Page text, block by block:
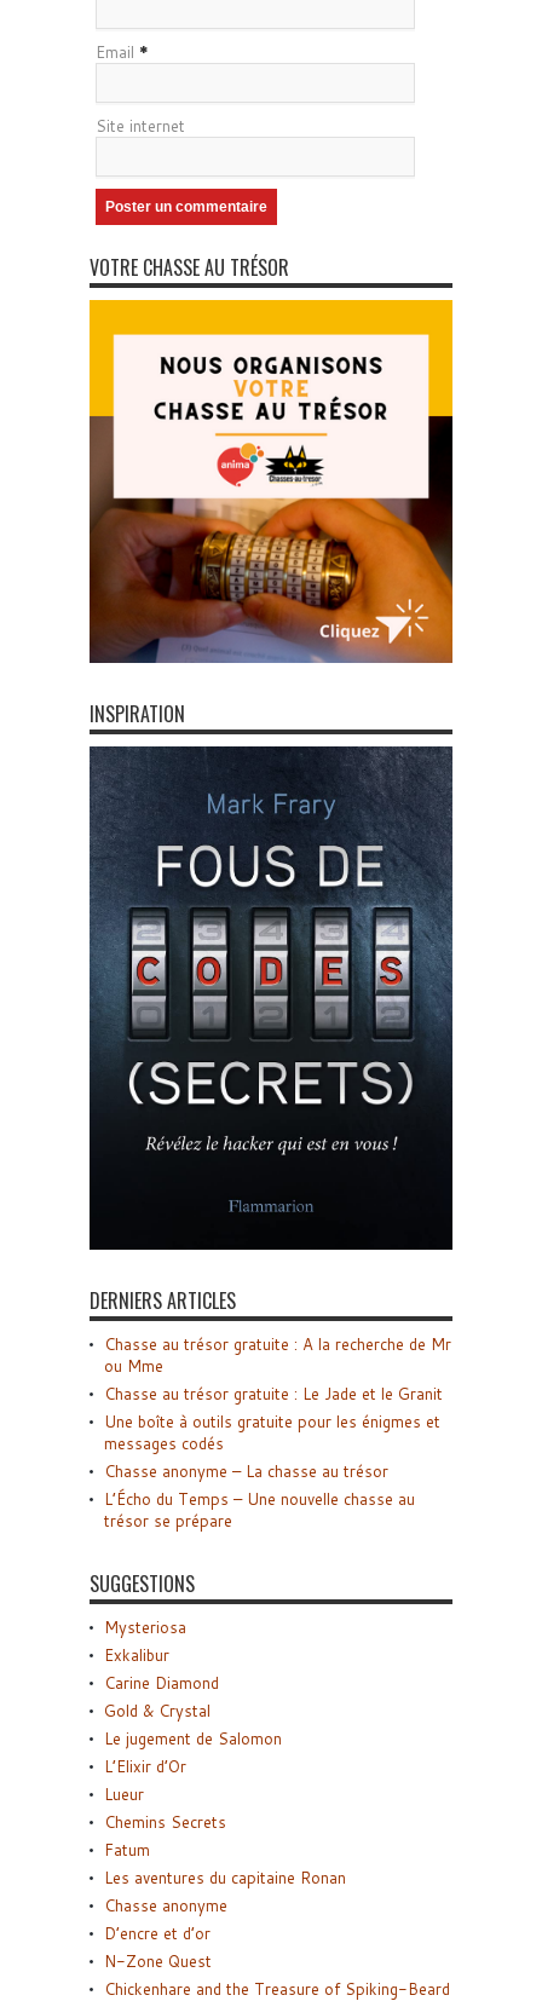
Email *
Site internet
VOTRE CHASSE AU TRÉSOR
INSPIRATION
DERNIERS ARTICLES
Chasse au trésor gratuite : A la recherche de Mr
ou Mme
Chasse au trésor gratuite : Le Jade et le Granit
Une boîte à outils gratuite pour les énigmes et
messages codés
Chasse anonyme – La chasse au trésor
L’Écho du Temps – Une nouvelle chasse au
trésor se prépare
SUGGESTIONS
Mysteriosa
Exkalibur
Carine Diamond
Gold & Crystal
Le jugement de Salomon
L’Elixir d’Or
Lueur
Chemins Secrets
Fatum
Les aventures du capitaine Ronan
Chasse anonyme
D’encre et d’or
N-Zone Quest
Chickenhare and the Treasure of Spiking-Beard